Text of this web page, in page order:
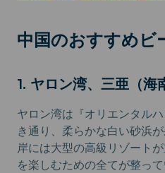
中国のおすすめビ
1. ヤロン湾、三亜（海
ヤロン湾は『オリエンタル
き通り、柔らかな白い砂浜
岸には大型の高級リゾート
を楽しむための全てが整って